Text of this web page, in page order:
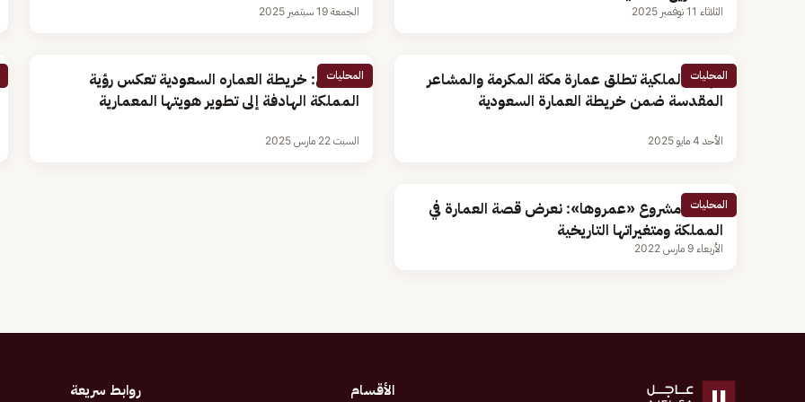
الثلاثاء 11 نوفمبر 2025 الجمعة 19 سبتمبر 2025
المحليات
الهيئة الملكية تطلق عمارة مكة المكرمة والمشاعر
المقدسة ضمن خريطة العمارة السعودية
الأحد 4 مايو 2025
المحليات
مختص: خريطة العماره السعودية تعكس رؤية
المملكة الهادفة إلى تطوير هويتها المعمارية
السبت 22 مارس 2025
المحليات
مشرف مشروع «عمروها»: نعرض قصة العمارة في
المملكة ومتغيراتها التاريخية
الأربعاء 9 مارس 2022
الأقسام روابط سريعة